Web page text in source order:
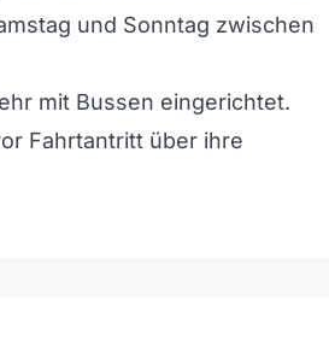
und Sonntag zwischen
mit Bussen eingerichtet.
Fahrtantritt über ihre